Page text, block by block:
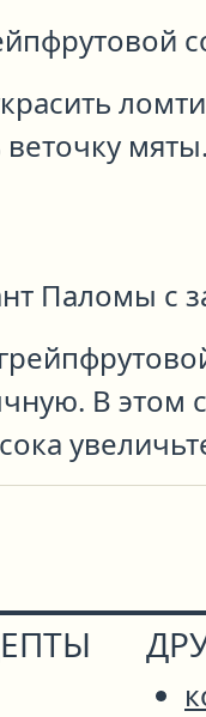
мяты.
Паломы с
В этом